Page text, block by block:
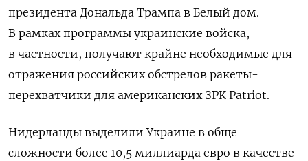
президента Дональда Трампа в Белый дом.
В рамках программы украинские войска,
в частности, получают крайне необходимые для
отражения российских обстрелов ракеты-
перехватчики для американских ЗРК Patriot.
Нидерланды выделили Украине в обще
сложности более 10,5 миллиарда евро в качестве